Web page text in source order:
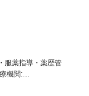
服薬指導・薬歴管
機関:…